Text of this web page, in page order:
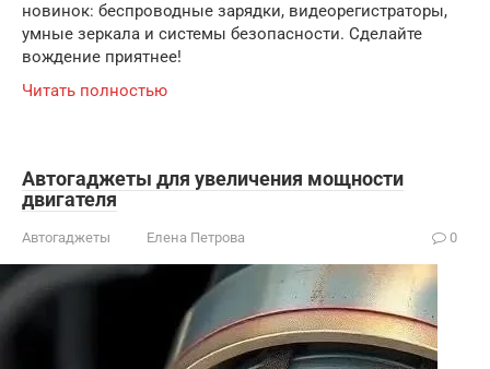
новинок: беспроводные зарядки, видеорегистраторы,
умные зеркала и системы безопасности. Сделайте
вождение приятнее!
Читать полностью
Автогаджеты для увеличения мощности
двигателя
Автогаджеты Елена Петрова 0